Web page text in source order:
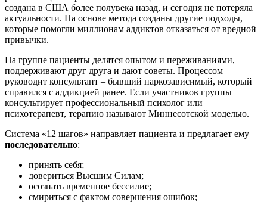
создана в США более полувека назад, и сегодня не потеряла
актуальности. На основе метода созданы другие подходы,
которые помогли миллионам аддиктов отказаться от вредной
привычки.
На группе пациенты делятся опытом и переживаниями,
поддерживают друг друга и дают советы. Процессом
руководит консультант – бывший наркозависимый, который
справился с аддикцией ранее. Если участников группы
консультирует профессиональный психолог или
психотерапевт, терапию называют Миннесотской моделью.
Система «12 шагов» направляет пациента и предлагает ему
последовательно:
принять себя;
довериться Высшим Силам;
осознать временное бессилие;
смириться с фактом совершения ошибок;